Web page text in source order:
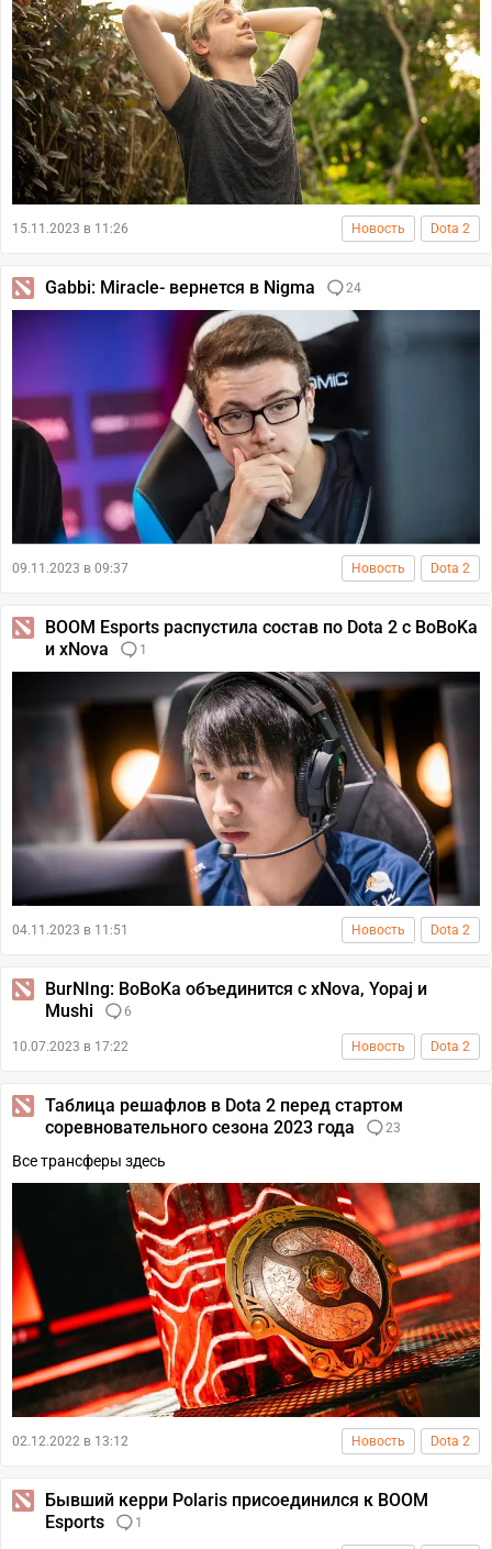
15.11.2023 в 11:26 Новость Dota 2
Gabbi: Miracle- вернется в Nigma 24
09.11.2023 в 09:37 Новость Dota 2
BOOM Esports распустила состав по Dota 2 с BoBoKa
и xNova
1
04.11.2023 в 11:51 Новость Dota 2
BurNIng: BoBoKa объединится с xNova, Yopaj и
Mushi
6
10.07.2023 в 17:22 Новость Dota 2
Таблица решафлов в Dota 2 перед стартом
соревновательного сезона 2023 года
23
Все трансферы здесь
02.12.2022 в 13:12 Новость Dota 2
Бывший керри Polaris присоединился к BOOM
Esports
1